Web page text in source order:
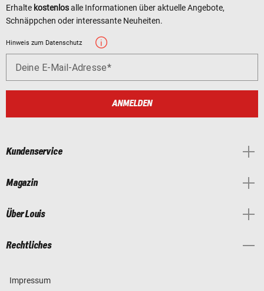
Erhalte kostenlosalle Informationen über aktuelle Angebote,
Schnäppchen oder interessante Neuheiten.
Hinweis zum Datenschutz
Deine E-Mail-Adresse
ANMELDEN
Kundenservice
Magazin
Über Louis
Rechtliches
Impressum